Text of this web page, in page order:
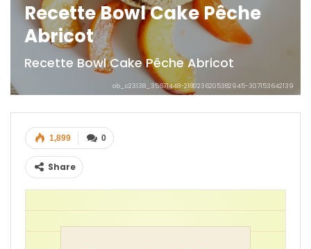
Recette Bowl Cake Pêche
Abricot
Recette Bowl Cake Pêche Abricot
ob_c23138_35671448-2180236205382945-307153642139
0
1,899
Share